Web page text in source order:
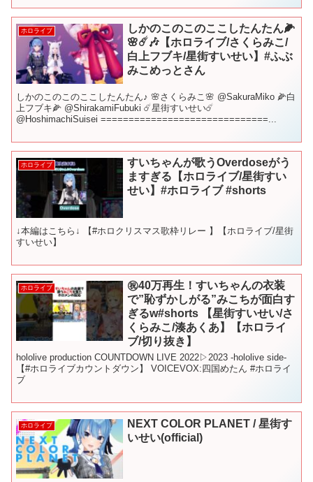
ホロライブ
しかのこのこのここしたんたん🌽
🌸☄️🎶【ホロライブ/さくらみこ/
白上フブキ/星街すいせい】#ふぶ
みこめっとさん
しかのこのこのここしたんたん♪ 🌸さくらみこ🌸 @SakuraMiko 🌽白
上フブキ🌽 @ShirakamiFubuki ☄️星街すいせい☄️
@HoshimachiSuisei ==============================...
ホロライブ
すいちゃんが歌うOverdoseがう
ますぎる【ホロライブ/星街すい
せい】#ホロライブ #shorts
↓本編はこちら↓ 【#ホロクリスマス歌枠リレー 】【ホロライブ/星街
すいせい】
ホロライブ
㊗️40万再生！すいちゃんの衣装
で”恥ずかしがる”みこちが面白す
ぎるw#shorts 【星街すいせい/さ
くらみこ/湊あくあ】【ホロライ
ブ/切り抜き】
hololive production COUNTDOWN LIVE 2022▷2023 -hololive side-
【#ホロライブカウントダウン】 VOICEVOX:四国めたん #ホロライ
ブ
ホロライブ
NEXT COLOR PLANET / 星街す
いせい(official)